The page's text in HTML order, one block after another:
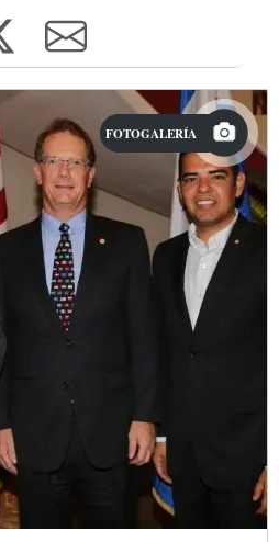
FOTOGALERÍA